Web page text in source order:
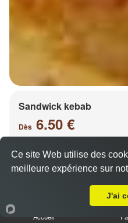
Sandwick kebab
Dès 6.50 €
Salade, tomates, oignons,
Accueil
Ce site Web utilise des
meilleure expérience sur
J'ai